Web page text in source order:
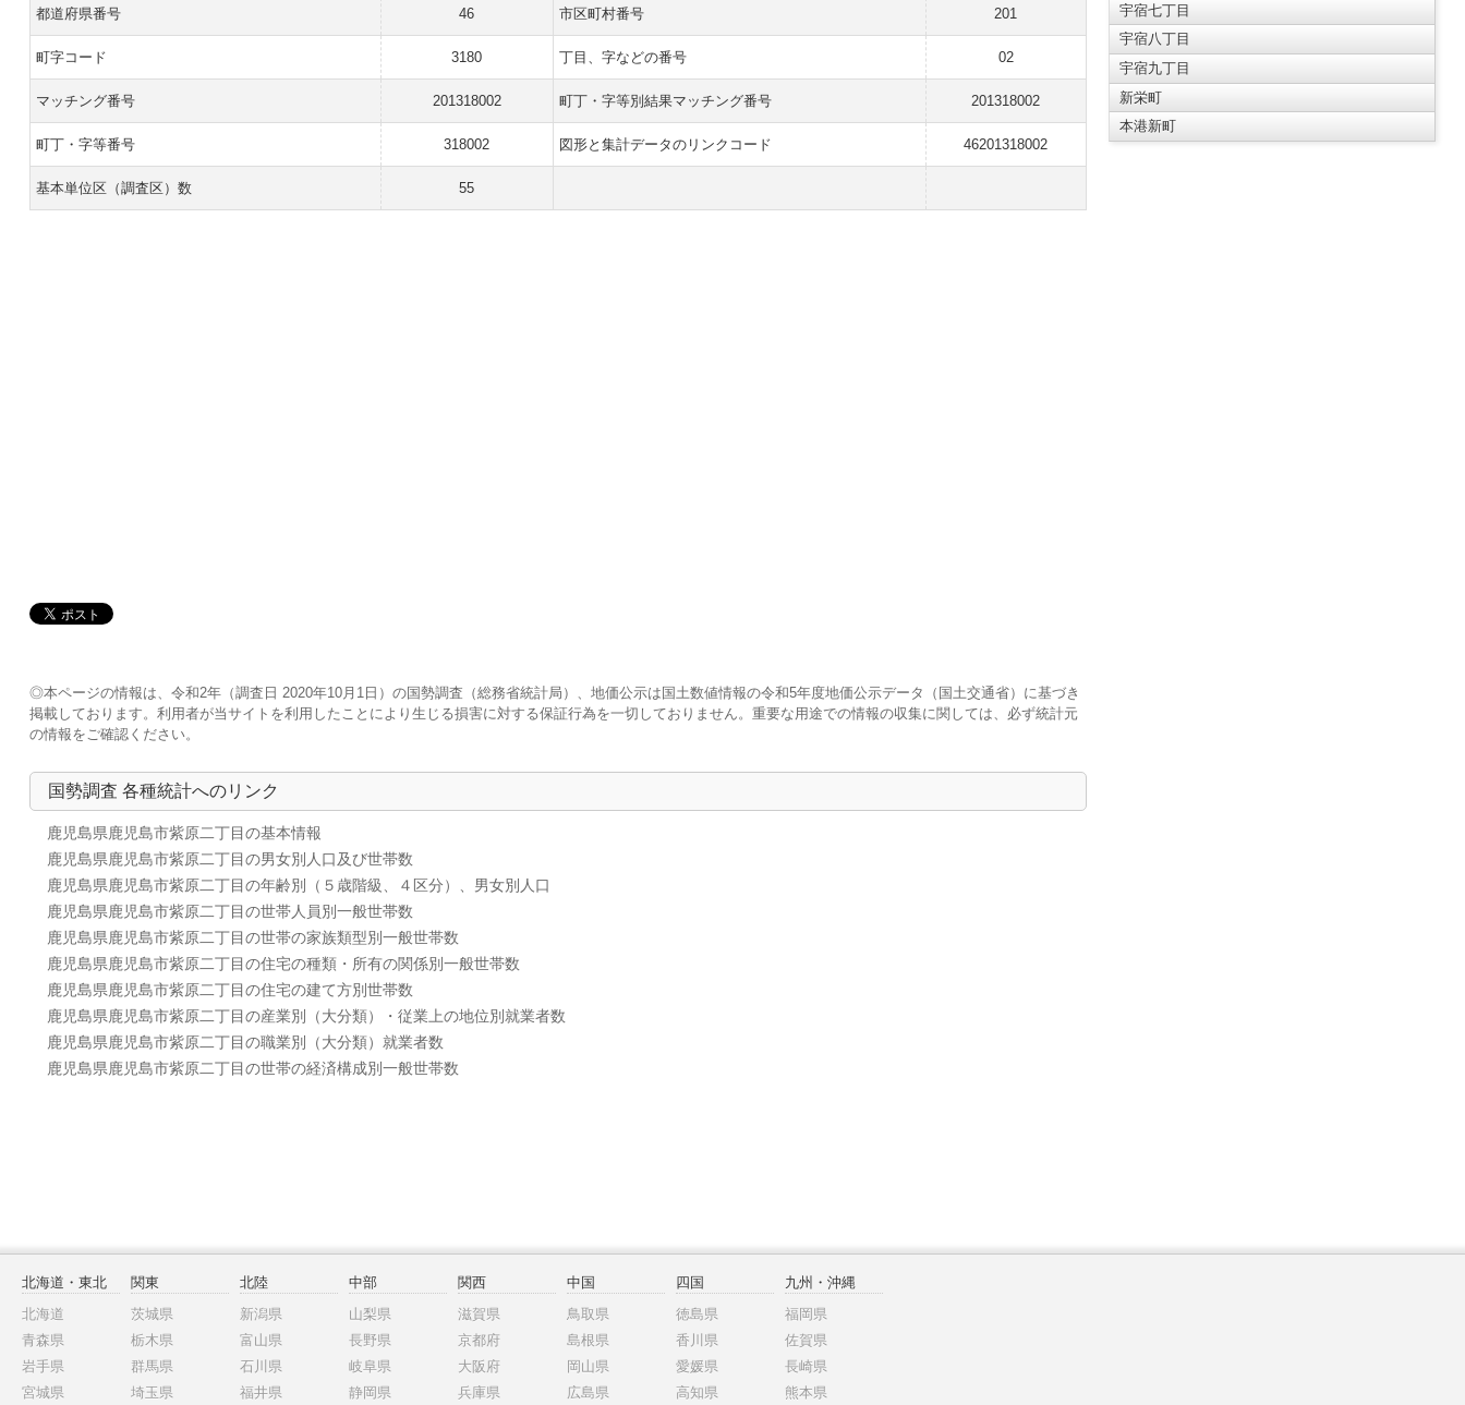
都道府県番号 46 市区町村番号 201
町字コード 3180 丁目、字などの番号 02
マッチング番号 201318002 町丁・字等別結果マッチング番号 201318002
町丁・字等番号 318002 図形と集計データのリンクコード 46201318002
基本単位区（調査区）数 55
◎本ページの情報は、令和2年（調査日 2020年10月1日）の国勢調査（総務省統計局）、地価公示は国土数値情報の令和5年度地価公示データ（国土交通省）に基づき
掲載しております。利用者が当サイトを利用したことにより生じる損害に対する保証行為を一切しておりません。重要な用途での情報の収集に関しては、必ず統計元
の情報をご確認ください。
国勢調査 各種統計へのリンク
鹿児島県鹿児島市紫原二丁目の基本情報
鹿児島県鹿児島市紫原二丁目の男女別人口及び世帯数
鹿児島県鹿児島市紫原二丁目の年齢別（５歳階級、４区分）、男女別人口
鹿児島県鹿児島市紫原二丁目の世帯人員別一般世帯数
鹿児島県鹿児島市紫原二丁目の世帯の家族類型別一般世帯数
鹿児島県鹿児島市紫原二丁目の住宅の種類・所有の関係別一般世帯数
鹿児島県鹿児島市紫原二丁目の住宅の建て方別世帯数
鹿児島県鹿児島市紫原二丁目の産業別（大分類）・従業上の地位別就業者数
鹿児島県鹿児島市紫原二丁目の職業別（大分類）就業者数
鹿児島県鹿児島市紫原二丁目の世帯の経済構成別一般世帯数
宇宿七丁目
宇宿八丁目
宇宿九丁目
新栄町
本港新町
北海道・東北
北海道
青森県
岩手県
宮城県
関東
茨城県
栃木県
群馬県
埼玉県
北陸
新潟県
富山県
石川県
福井県
中部
山梨県
長野県
岐阜県
静岡県
関西
滋賀県
京都府
大阪府
兵庫県
中国
鳥取県
島根県
岡山県
広島県
四国
徳島県
香川県
愛媛県
高知県
九州・沖縄
福岡県
佐賀県
長崎県
熊本県